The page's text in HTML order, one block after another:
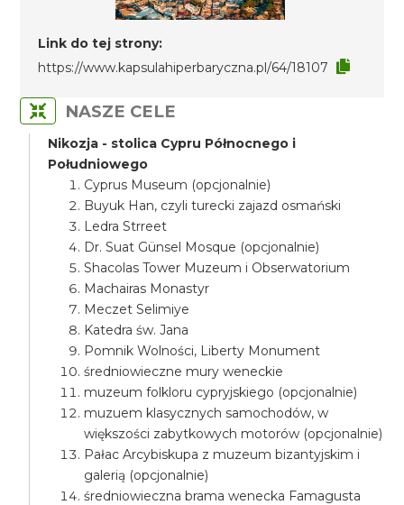
Link do tej strony:
https://www.kapsulahiperbaryczna.pl/64/18107
NASZE CELE
Nikozja - stolica Cypru Północnego i
Południowego
Cyprus Museum (opcjonalnie)
Buyuk Han, czyli turecki zajazd osmański
Ledra Strreet
Dr. Suat Günsel Mosque (opcjonalnie)
Shacolas Tower Muzeum i Obserwatorium
Machairas Monastyr
Meczet Selimiye
Katedra św. Jana
Pomnik Wolności, Liberty Monument
średniowieczne mury weneckie
muzeum folkloru cypryjskiego (opcjonalnie)
muzuem klasycznych samochodów, w
większości zabytkowych motorów (opcjonalnie)
Pałac Arcybiskupa z muzeum bizantyjskim i
galerią (opcjonalnie)
średniowieczna brama wenecka Famagusta